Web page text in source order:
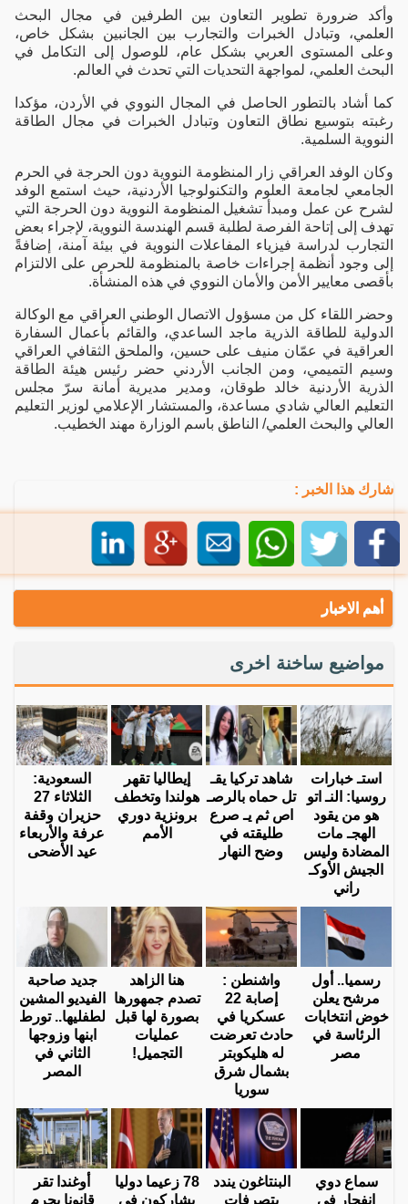
وأكد ضرورة تطوير التعاون بين الطرفين في مجال البحث
العلمي، وتبادل الخبرات والتجارب بين الجانبين بشكل خاص،
وعلى المستوى العربي بشكل عام، للوصول إلى التكامل في
البحث العلمي، لمواجهة التحديات التي تحدث في العالم.
كما أشاد بالتطور الحاصل في المجال النووي في الأردن، مؤكدا
رغبته بتوسيع نطاق التعاون وتبادل الخبرات في مجال الطاقة
النووية السلمية.
وكان الوفد العراقي زار المنظومة النووية دون الحرجة في الحرم
الجامعي لجامعة العلوم والتكنولوجيا الأردنية، حيث استمع الوفد
لشرح عن عمل ومبدأ تشغيل المنظومة النووية دون الحرجة التي
تهدف إلى إتاحة الفرصة لطلبة قسم الهندسة النووية، لإجراء بعض
التجارب لدراسة فيزياء المفاعلات النووية في بيئة آمنة، إضافةً
إلى وجود أنظمة إجراءات خاصة بالمنظومة للحرص على الالتزام
بأقصى معايير الأمن والأمان النووي في هذه المنشأة.
وحضر اللقاء كل من مسؤول الاتصال الوطني العراقي مع الوكالة
الدولية للطاقة الذرية ماجد الساعدي، والقائم بأعمال السفارة
العراقية في عمّان منيف على حسين، والملحق الثقافي العراقي
وسيم التميمي، ومن الجانب الأردني حضر رئيس هيئة الطاقة
الذرية الأردنية خالد طوقان، ومدير مديرية أمانة سرّ مجلس
التعليم العالي شادي مساعدة، والمستشار الإعلامي لوزير التعليم
العالي والبحث العلمي/ الناطق باسم الوزارة مهند الخطيب.
شارك هذا الخبر :
أهم الاخبار
مواضيع ساخنة اخرى
استـ خبارات
روسيا: النـ اتو
هو من يقود
الهجـ مات
المضادة وليس
الجيش الأوكـ
راني
شاهد تركيا يقـ
تل حماه بالرصـ
اص ثم يـ صرع
طليقته في
وضح النهار
إيطاليا تقهر
هولندا وتخطف
برونزية دوري
الأمم
السعودية:
الثلاثاء 27
حزيران وقفة
عرفة والأربعاء
عيد الأضحى
رسميا.. أول
مرشح يعلن
خوض انتخابات
الرئاسة في
مصر
واشنطن :
إصابة 22
عسكريا في
حادث تعرضت
له هليكوبتر
بشمال شرق
سوريا
هنا الزاهد
تصدم جمهورها
بصورة لها قبل
عمليات
التجميل!
جديد صاحبة
الفيديو المشين
لطفليها.. تورط
ابنها وزوجها
الثاني في
المصر
سماع دوي
انفجار في
البنتاغون يندد
بتصرفات
78 زعيما دوليا
يشاركون في
أوغندا تقر
قانونا يجرم